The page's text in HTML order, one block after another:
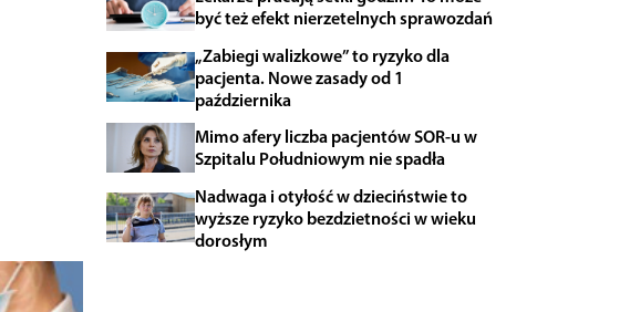
być też efekt nierzetelnych sprawozdań
„Zabiegi walizkowe” to ryzyko dla
pacjenta. Nowe zasady od 1
października
Mimo afery liczba pacjentów SOR-u w
Szpitalu Południowym nie spadła
Nadwaga i otyłość w dzieciństwie to
wyższe ryzyko bezdzietności w wieku
dorosłym